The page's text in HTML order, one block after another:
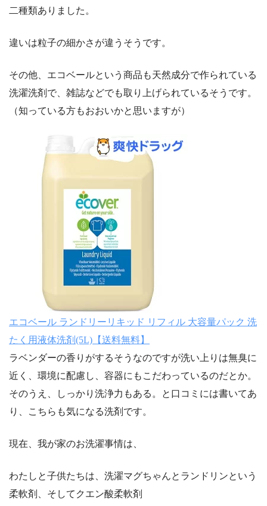
二種類ありました。
違いは粒子の細かさが違うそうです。
その他、エコベールという商品も天然成分で作られている
洗濯洗剤で、雑誌などでも取り上げられているそうです。
（知っている方もおおいかと思いますが）
エコベール ランドリーリキッド リフィル 大容量パック 洗
たく用液体洗剤(5L)【送料無料】
ラベンダーの香りがするそうなのですが洗い上りは無臭に
近く、環境に配慮し、容器にもこだわっているのだとか。
そのうえ、しっかり洗浄力もある。と口コミには書いてあ
り、こちらも気になる洗剤です。
現在、我が家のお洗濯事情は、
わたしと子供たちは、洗濯マグちゃんとランドリンという
柔軟剤、そしてクエン酸柔軟剤